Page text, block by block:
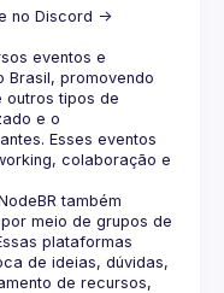
no Discord ->
eventos e
Brasil, promovendo
outros tipos de
e o
Esses eventos
colaboração e
também
meio de grupos de
plataformas
de ideias, dúvidas,
de recursos,